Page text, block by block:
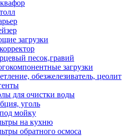
загрузки
песок,гравий
загрузки
обезжелезиватель, цеолит
для очистки воды
уголь
мойку
на кухню
обратного осмоса